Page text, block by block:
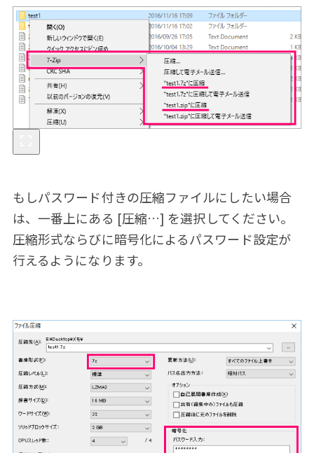
もしパスワード付きの圧縮ファイルにしたい場合
は、一番上にある [圧縮…] を選択してください。
圧縮形式ならびに暗号化によるパスワード設定が
行えるようになります。